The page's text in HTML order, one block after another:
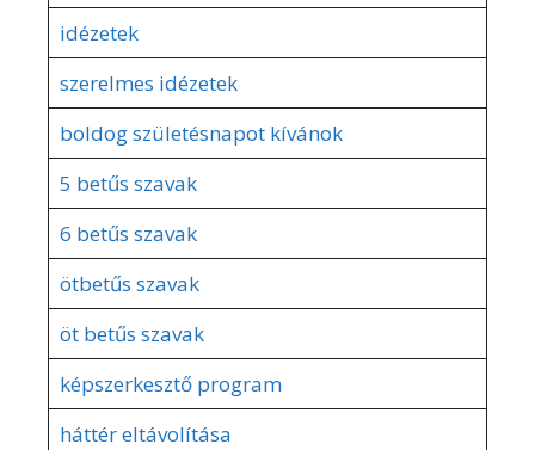
idézetek
szerelmes idézetek
boldog születésnapot kívánok
5 betűs szavak
6 betűs szavak
ötbetűs szavak
öt betűs szavak
képszerkesztő program
háttér eltávolítása